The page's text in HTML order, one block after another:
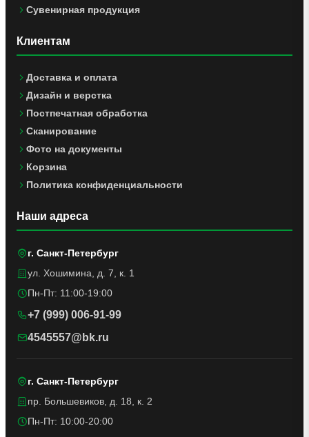
Сувенирная продукция
Клиентам
Доставка и оплата
Дизайн и верстка
Постпечатная обработка
Сканирование
Фото на документы
Корзина
Политика конфиденциальности
Наши адреса
г. Санкт-Петербург
ул. Хошимина, д. 7, к. 1
Пн-Пт: 11:00-19:00
+7 (999) 006-91-99
4545557@bk.ru
г. Санкт-Петербург
пр. Большевиков, д. 18, к. 2
Пн-Пт: 10:00-20:00